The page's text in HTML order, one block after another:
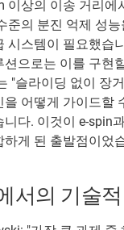
이상의 이송 거리에
준의 분진 억제 성
시스템이 필요했습
션으로는 이를 구현
"슬라이딩 없이 장
을 어떻게 가이드할
다. 이것이 e-spin
하게 된 출발점이었
서의 기술